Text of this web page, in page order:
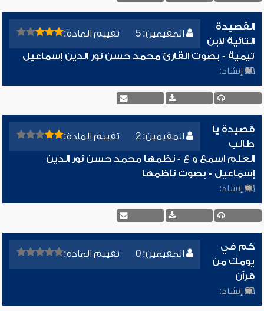
المقيمين: 5 تقييم المادة:
القصيدة
التائية لابن
تيمية - بصوت القارئ محمد حسن نور الدين إسماعيل
إنشاد:
المقيمين: 2 تقييم المادة:
قصيدة يا
طالب
العلم اسمع و ع - نظمها محمد حسن نور الدين
إسماعيل - بصوت ناظمها
إنشاد:
المقيمين: 0 تقييم المادة:
كم في
يومك من
قرآن
إنشاد: